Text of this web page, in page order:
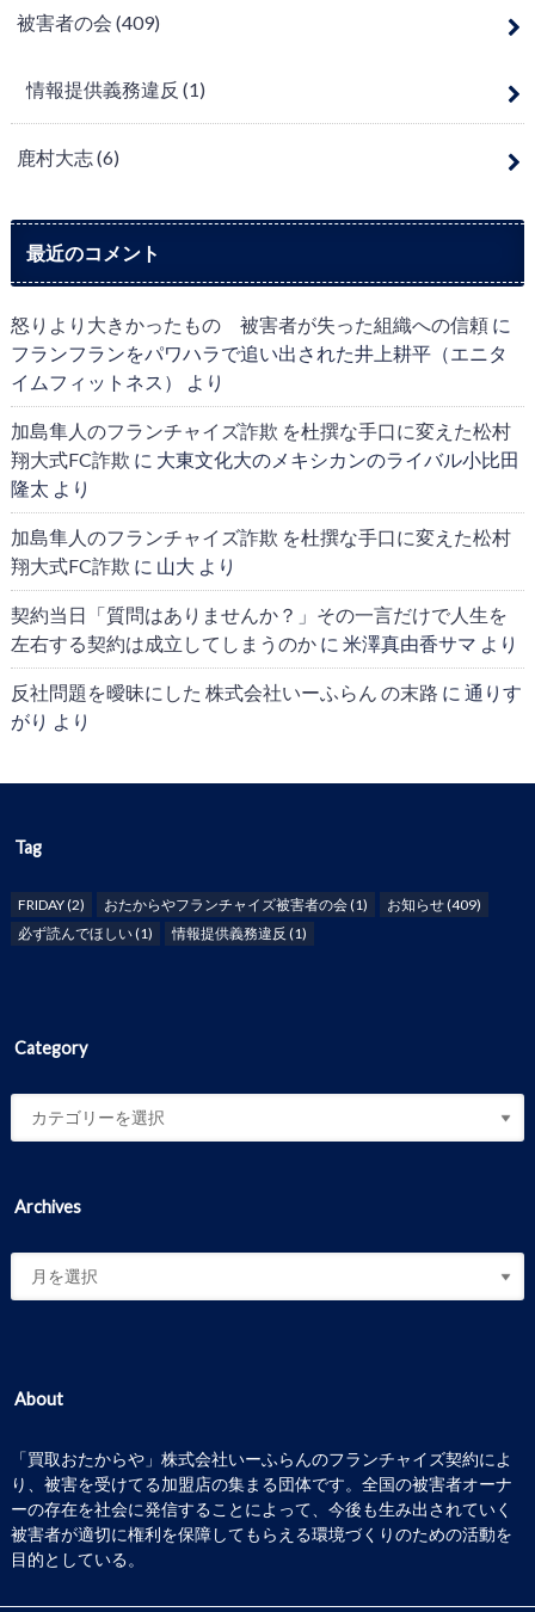
被害者の会 (409)
情報提供義務違反 (1)
鹿村大志(6)
最近のコメント
怒りより大きかったもの 被害者が失った組織への信頼に
フランフランをパワハラで追い出された井上耕平（エニタ
イムフィットネス）
より
加島隼人のフランチャイズ詐欺 を杜撰な手口に変えた松村
翔大式FC詐欺 に 大東文化大のメキシカンのライバル小比田
隆太 より
加島隼人のフランチャイズ詐欺 を杜撰な手口に変えた松村
翔大式FC詐欺 に 山大 より
契約当日「質問はありませんか？」その一言だけで人生を
左右する契約は成立してしまうのかに 米澤真由香サマ より
反社問題を曖昧にした 株式会社いーふらん の末路 に 通りす
がり より
Tag
FRIDAY(2) おたからやフランチャイズ被害者の会(1) お知らせ(409)
必ず読んでほしい(1) 情報提供義務違反 (1)
Category
Archives
About
「買取おたからや」株式会社いーふらんのフランチャイズ契約によ
り、被害を受けてる加盟店の集まる団体です。全国の被害者オーナ
ーの存在を社会に発信することによって、今後も生み出されていく
被害者が適切に権利を保障してもらえる環境づくりのための活動を
目的としている。